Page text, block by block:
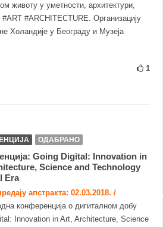
животу у уметности, архитектури,
#ARCHITECTURE. Организацију
Холандије у Београду и Музеја
1
ОДАБРАНО
Going Digital: Innovation in
Science and Technology
Era
апстракта: 02.03.2018. /
конференција о дигиталном добу
Innovation in Art, Architecture, Science